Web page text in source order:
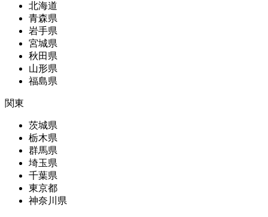
北海道
青森県
岩手県
宮城県
秋田県
山形県
福島県
関東
茨城県
栃木県
群馬県
埼玉県
千葉県
東京都
神奈川県